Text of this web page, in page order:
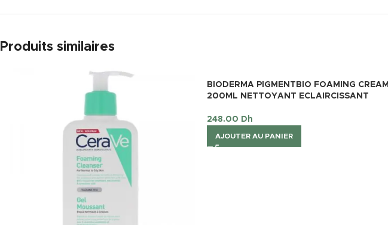
Produits similaires
BIODERMA PIGMENTBIO FOAMING CREAM
200ML NETTOYANT ECLAIRCISSANT
248.00 Dh
AJOUTER AU PANIER